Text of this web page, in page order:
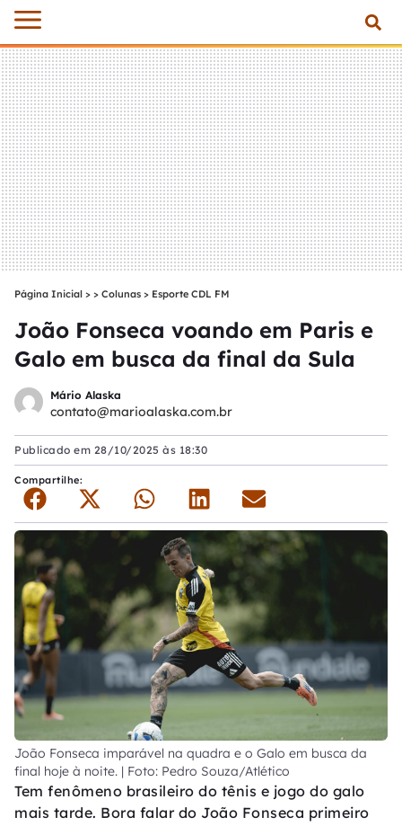
Página Inicial > Colunas > Esporte CDL FM
João Fonseca voando em Paris e
Galo em busca da final da Sula
Mário Alaska
contato@marioalaska.com.br
Publicado em 28/10/2025 às 18:30
Compartilhe:
João Fonseca imparável na quadra e o Galo em busca da
final hoje à noite. | Foto: Pedro Souza/Atlético
Tem fenômeno brasileiro do tênis e jogo do galo
mais tarde. Bora falar do João Fonseca primeiro